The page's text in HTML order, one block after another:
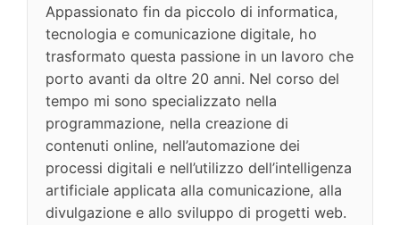
Appassionato fin da piccolo di informatica,
tecnologia e comunicazione digitale, ho
trasformato questa passione in un lavoro che
porto avanti da oltre 20 anni. Nel corso del
tempo mi sono specializzato nella
programmazione, nella creazione di
contenuti online, nell’automazione dei
processi digitali e nell’utilizzo dell’intelligenza
artificiale applicata alla comunicazione, alla
divulgazione e allo sviluppo di progetti web.